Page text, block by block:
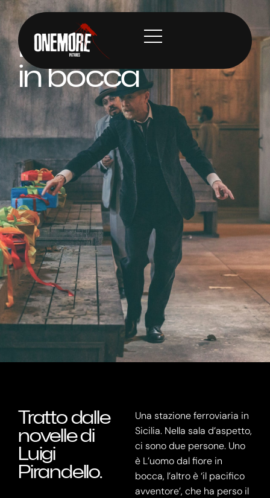
L'uomo dal fiore
in bocca
Tratto dalle
novelle di
Luigi
Pirandello.
Una stazione ferroviaria in
Sicilia. Nella sala d’aspetto,
ci sono due persone. Uno
è L’uomo dal fiore in
bocca, l’altro è ‘il pacifico
avventore’, che ha perso il